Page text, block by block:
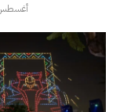
أغسطس 6,